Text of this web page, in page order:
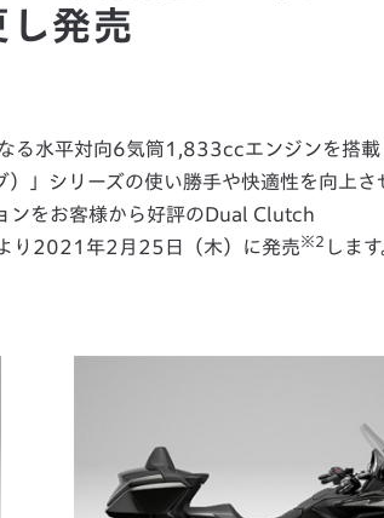
し発売
る水平対向6気筒1,833ccエンジンを搭載
」シリーズの使い勝手や快適性を向上さ
ンをお客様から好評のDual Clutch
り2021年2月25日（木）に発売※2 します